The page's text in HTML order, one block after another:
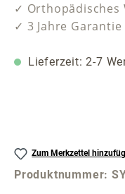
✓ Orthopädisches
✓ 3 Jahre Garantie
Lieferzeit: 2-7
Zum Merkzettel
Produktnummer: